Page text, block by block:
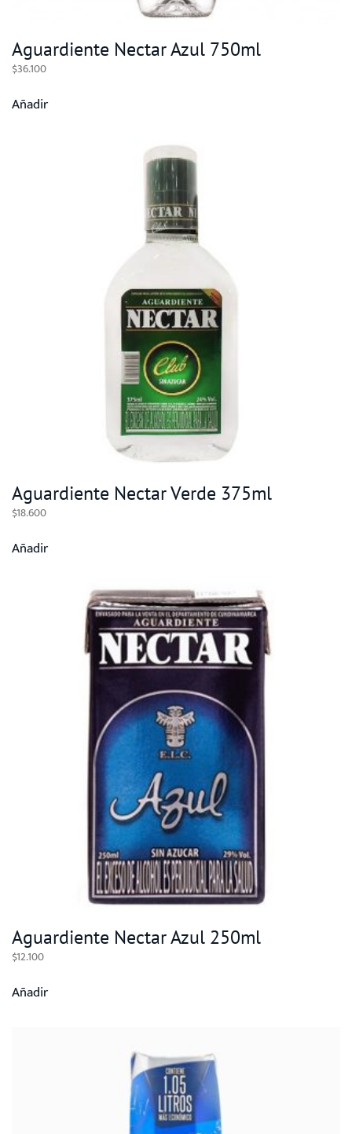
Aguardiente Nectar Azul 750ml
$36.100
Añadir
Aguardiente Nectar Verde 375ml
$18.600
Añadir
Aguardiente Nectar Azul 250ml
$12.100
Añadir